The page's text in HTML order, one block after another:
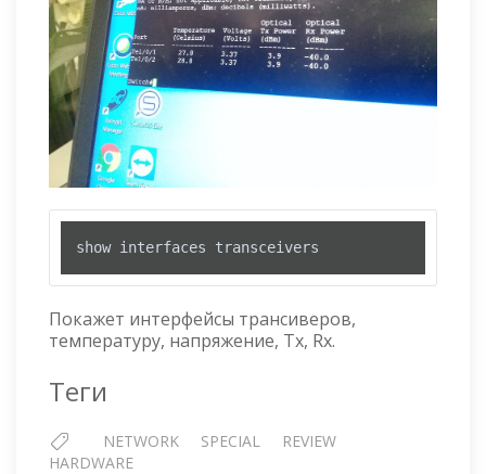
show interfaces transceivers
Покажет интерфейсы трансиверов,
температуру, напряжение, Tx, Rx.
Теги
NETWORK SPECIAL
REVIEW
HARDWARE